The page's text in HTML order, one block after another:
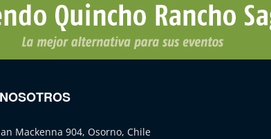
Mackenna 904, Osorno, Chile